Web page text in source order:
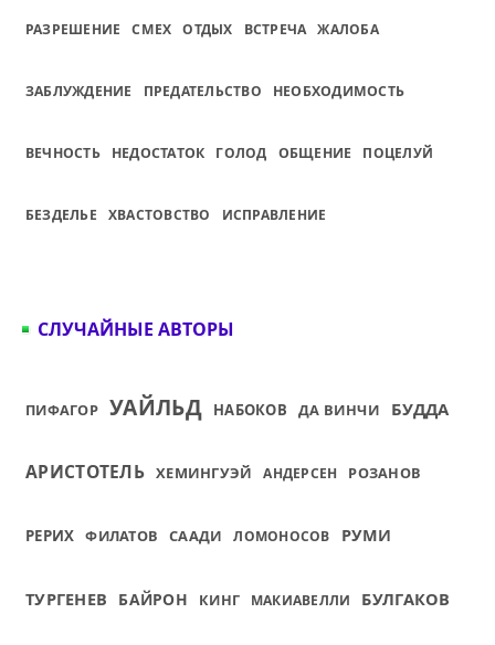
РАЗРЕШЕНИЕ СМЕХ ОТДЫХ ВСТРЕЧА ЖАЛОБА
ЗАБЛУЖДЕНИЕ ПРЕДАТЕЛЬСТВО НЕОБХОДИМОСТЬ
ВЕЧНОСТЬ НЕДОСТАТОК ГОЛОД ОБЩЕНИЕ ПОЦЕЛУЙ
БЕЗДЕЛЬЕ ХВАСТОВСТВО ИСПРАВЛЕНИЕ
СЛУЧАЙНЫЕ АВТОРЫ
ПИФАГОР УАЙЛЬД НАБОКОВ ДА ВИНЧИ БУДДА
АРИСТОТЕЛЬ ХЕМИНГУЭЙ АНДЕРСЕН РОЗАНОВ
РЕРИХ ФИЛАТОВ СААДИ ЛОМОНОСОВ РУМИ
ТУРГЕНЕВ БАЙРОН КИНГ МАКИАВЕЛЛИ БУЛГАКОВ